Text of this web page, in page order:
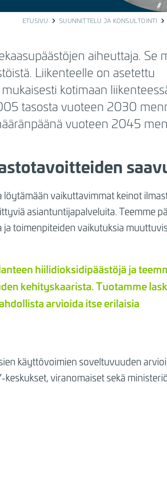
ETUSIVU SUUNNITTELU JA KONSULTOINTI
aiheuttaja. Se
Liikenteelle on asetettu
kotimaan
tasosta vuoteen 2030
vuoteen 2045
vaikuttavimmat keinot
asiantuntijapalveluita. Teemme
toimenpiteiden vaikutuksia
hiilidioksidipäästöjä ja
kehityskaarista. Tuotamme
arvioida itse erilaisia
käyttövoimien soveltuvuuden
viranomaiset sekä